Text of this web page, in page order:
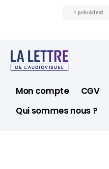
précédent
Mon compte CGV
Qui sommes nous ?